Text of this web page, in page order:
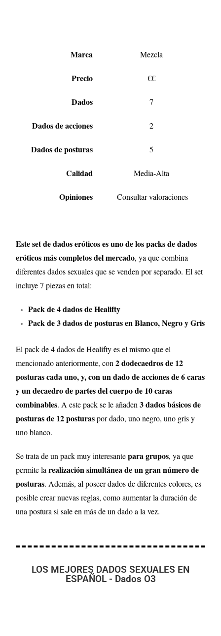
Marca Mezcla
Precio €€
Dados 7
Dados de acciones 2
Dados de posturas 5
Calidad Media-Alta
Opiniones Consultar valoraciones
Este set de dados eróticos es uno de los packs de dados
eróticos más completos del mercado, ya que combina
diferentes dados sexuales que se venden por separado.El set
incluye 7 piezas en total:
Pack de 4 dados de Healifty
Pack de 3 dados de posturas en Blanco, Negro y Gris
El pack de 4 dados de Healifty es el mismo que el
mencionado anteriormente, con2 dodecaedros de 12
posturas cada uno, y, con un dado de acciones de 6 caras
y un decaedro de partes del cuerpo de 10 caras
combinables. A este pack se le añaden3 dados básicos de
posturas de 12 posturaspor dado, uno negro, uno gris y
uno blanco.
Se trata de un pack muy interesantepara grupos, ya que
permite la realización simultánea de un gran número de
posturas. Además, al poseer dados de diferentes colores, es
posible crear nuevas reglas, como aumentar la duración de
una postura si sale en más de un dado a la vez.
LOS MEJORES DADOS SEXUALES EN
ESPAÑOL - Dados O3